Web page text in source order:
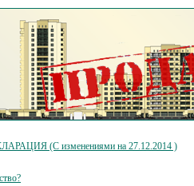
(С изменениями на 27.12.2014 )